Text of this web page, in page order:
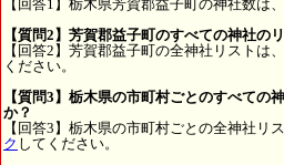
【回答1】栃木県芳賀郡益子町の神社数は
【質問2】芳賀郡益子町のすべての神社の
【回答2】芳賀郡益子町の全神社リストは、
ください。
【質問3】栃木県の市町村ごとのすべての
か？
【回答3】栃木県の市町村ごとの全神社リス
ク してください。